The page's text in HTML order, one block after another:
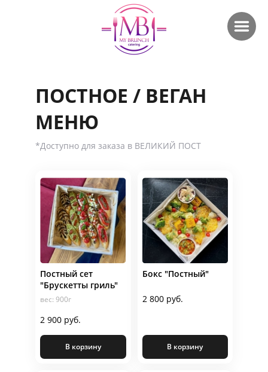
ПОСТНОЕ / ВЕГАН
МЕНЮ
*Доступно для заказа в ВЕЛИКИЙ ПОСТ
Постный сет
"Брускетты гриль"
вес: 900г
2 900 руб.
В корзину
Бокс "Постный"
2 800 руб.
В корзину